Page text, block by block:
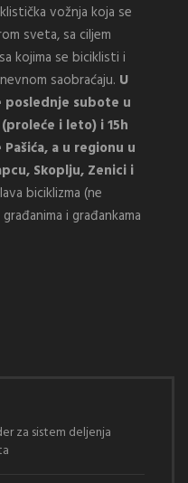
vožnja koja se
sveta, sa ciljem
kojima se biciklisti i
saobraćaju. U
poslednje subote u
i leto) i 15h
a u regionu u
Skoplju, Zenici i
biciklizma (ne
i građankama
za sistem deljenja